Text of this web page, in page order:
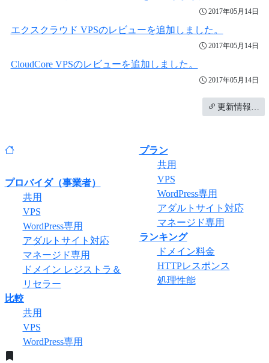
2017年05月14日
エクスクラウド VPSのレビューを追加しました。
2017年05月14日
CloudCore VPSのレビューを追加しました。
2017年05月14日
更新情報…
プロバイダ（事業者）
共用
VPS
WordPress専用
アダルトサイト対応
マネージド専用
ドメイン レジストラ＆
リセラー
プラン
共用
VPS
WordPress専用
アダルトサイト対応
マネージド専用
ランキング
ドメイン料金
HTTPレスポンス
処理性能
比較
共用
VPS
WordPress専用